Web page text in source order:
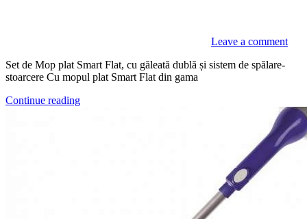
Leave a comment
Set de Mop plat Smart Flat, cu găleată dublă și sistem de spălare-
stoarcere Cu mopul plat Smart Flat din gama
Continue reading